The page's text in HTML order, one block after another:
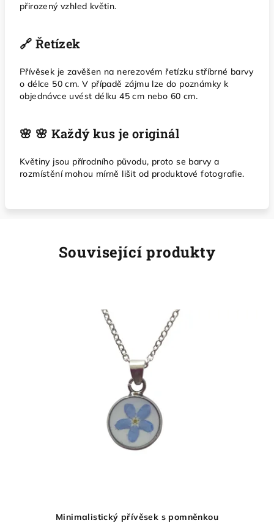
přirozený vzhled květin.
🔗 Řetízek
Přívěsek je zavěšen na nerezovém řetízku stříbrné barvy
o délce 50 cm. V případě zájmu lze do poznámky k
objednávce uvést délku 45 cm nebo 60 cm.
🌸 🌸 Každý kus je originál
Květiny jsou přírodního původu, proto se barvy a
rozmístění mohou mírně lišit od produktové fotografie.
Související produkty
Minimalistický přívěsek s pomněnkou